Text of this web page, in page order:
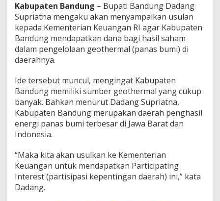
d
u
n
g
l
k
a
D
a
a
n
y
Kabupaten Bandung – Bupati Bandung Dadang
Supriatna mengaku akan menyampaikan usulan
kepada Kementerian Keuangan RI agar Kabupaten
Bandung mendapatkan dana bagi hasil saham
dalam pengelolaan geothermal (panas bumi) di
daerahnya.
Ide tersebut muncul, mengingat Kabupaten
Bandung memiliki sumber geothermal yang cukup
banyak. Bahkan menurut Dadang Supriatna,
Kabupaten Bandung merupakan daerah penghasil
energi panas bumi terbesar di Jawa Barat dan
Indonesia.
“Maka kita akan usulkan ke Kementerian
Keuangan untuk mendapatkan Participating
Interest (partisipasi kepentingan daerah) ini,” kata
Dadang.